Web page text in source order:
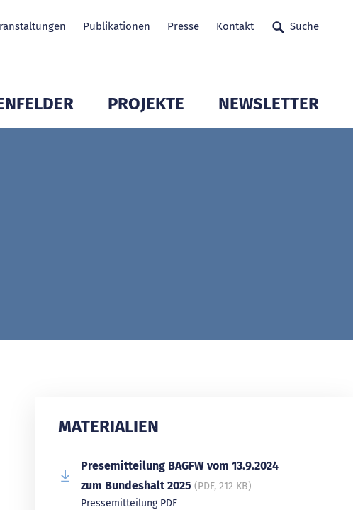
Publikationen Presse Kontakt Suche
PROJEKTE NEWSLETTER
MATERIALIEN
Presemitteilung BAGFW vom 13.9.2024
zum Bundeshalt 2025(PDF, 212 KB)
Pressemitteilung PDF